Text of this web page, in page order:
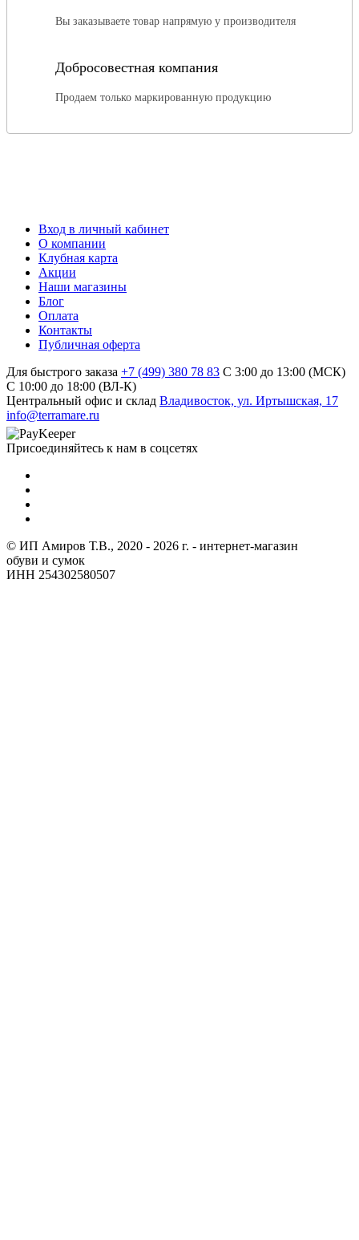
Вы заказываете товар напрямую у производителя
Добросовестная компания
Продаем только маркированную продукцию
Вход в личный кабинет
О компании
Клубная карта
Акции
Наши магазины
Блог
Оплата
Контакты
Публичная оферта
Для быстрого заказа +7 (499) 380 78 83 С 3:00 до 13:00 (МСК)
C 10:00 до 18:00 (ВЛ-К)
Центральный офис и склад Владивосток, ул. Иртышская, 17
info@terramare.ru
Присоединяйтесь к нам в соцсетях
© ИП Амиров Т.В., 2020 - 2026 г. - интернет-магазин
обуви и сумок
ИНН 254302580507